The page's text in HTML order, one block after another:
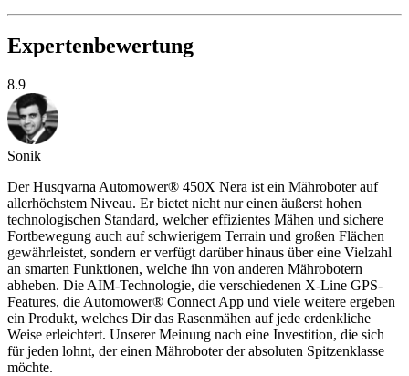
Expertenbewertung
8.9
Sonik
Der Husqvarna Automower® 450X Nera ist ein Mähroboter auf
allerhöchstem Niveau. Er bietet nicht nur einen äußerst hohen
technologischen Standard, welcher effizientes Mähen und sichere
Fortbewegung auch auf schwierigem Terrain und großen Flächen
gewährleistet, sondern er verfügt darüber hinaus über eine Vielzahl
an smarten Funktionen, welche ihn von anderen Mährobotern
abheben. Die AIM-Technologie, die verschiedenen X-Line GPS-
Features, die Automower® Connect App und viele weitere ergeben
ein Produkt, welches Dir das Rasenmähen auf jede erdenkliche
Weise erleichtert. Unserer Meinung nach eine Investition, die sich
für jeden lohnt, der einen Mähroboter der absoluten Spitzenklasse
möchte.